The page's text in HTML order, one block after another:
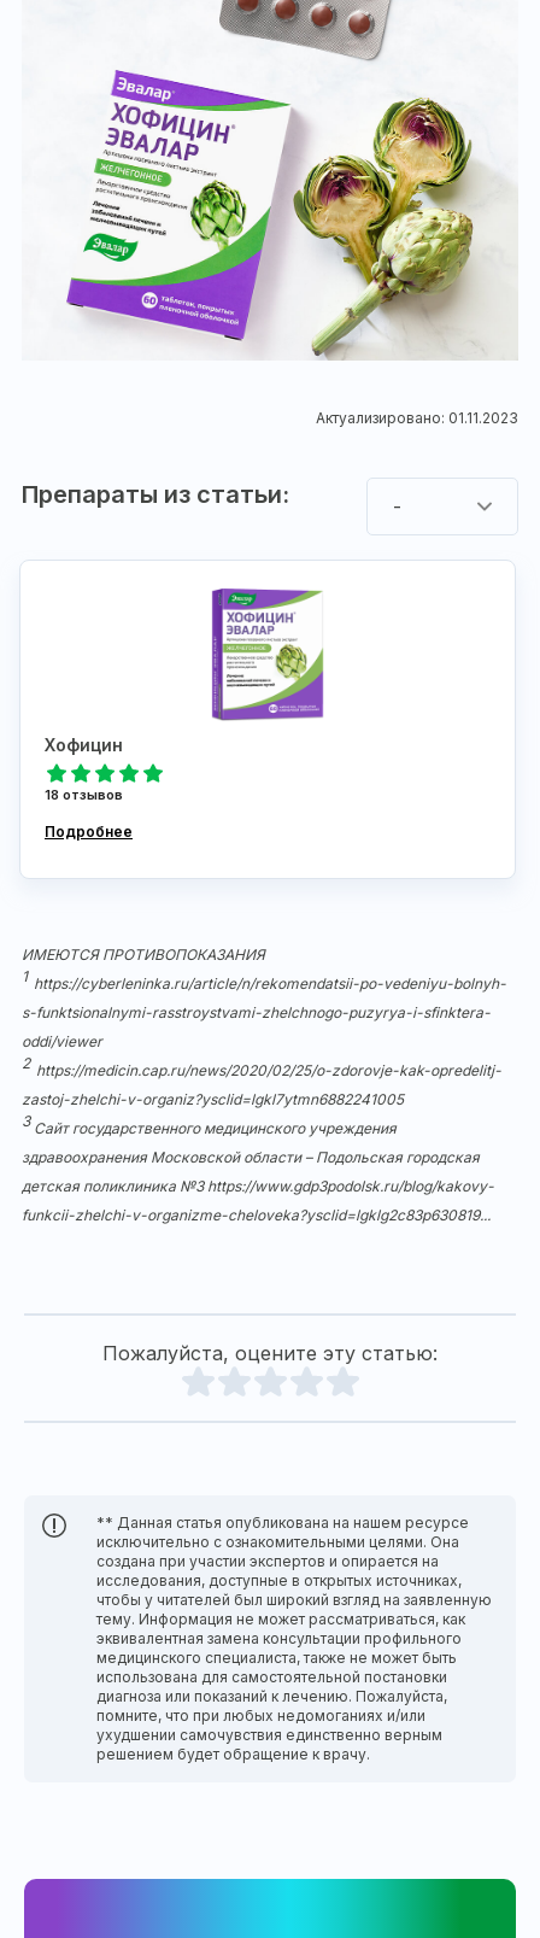
Актуализировано: 01.11.2023
Препараты из статьи: -
Хофицин
18 отзывов
Подробнее
ИМЕЮТСЯ ПРОТИВОПОКАЗАНИЯ
1 https://cyberleninka.ru/article/n/rekomendatsii-po-vedeniyu-bolnyh-
s-funktsionalnymi-rasstroystvami-zhelchnogo-puzyrya-i-sfinktera-
oddi/viewer
2 https://medicin.cap.ru/news/2020/02/25/o-zdorovje-kak-opredelitj-
zastoj-zhelchi-v-organiz?ysclid=lgkl7ytmn6882241005
3 Сайт государственного медицинского учреждения
здравоохранения Московской области – Подольская городская
детская поликлиника №3 https://www.gdp3podolsk.ru/blog/kakovy-
funkcii-zhelchi-v-organizme-cheloveka?ysclid=lgklg2c83p630819...
Пожалуйста, оцените эту статью:
** Данная статья опубликована на нашем ресурсе
исключительно с ознакомительными целями. Она
создана при участии экспертов и опирается на
исследования, доступные в открытых источниках,
чтобы у читателей был широкий взгляд на заявленную
тему. Информация не может рассматриваться, как
эквивалентная замена консультации профильного
медицинского специалиста, также не может быть
использована для самостоятельной постановки
диагноза или показаний к лечению. Пожалуйста,
помните, что при любых недомоганиях и/или
ухудшении самочувствия единственно верным
решением будет обращение к врачу.